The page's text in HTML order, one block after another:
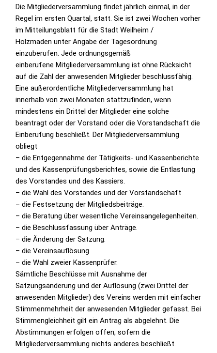
Die Mitgliederversammlung findet jährlich einmal, in der
Regel im ersten Quartal, statt. Sie ist zwei Wochen vorher
im Mitteilungsblatt für die Stadt Weilheim /
Holzmaden unter Angabe der Tagesordnung
einzuberufen. Jede ordnungsgemäß
einberufene Mitgliederversammlung ist ohne Rücksicht
auf die Zahl der anwesenden Mitglieder beschlussfähig.
Eine außerordentliche Mitgliederversammlung hat
innerhalb von zwei Monaten stattzufinden, wenn
mindestens ein Drittel der Mitglieder eine solche
beantragt oder der Vorstand oder die Vorstandschaft die
Einberufung beschließt. Der Mitgliederversammlung
obliegt
– die Entgegennahme der Tätigkeits- und Kassenberichte
und des Kassenprüfungsberichtes, sowie die Entlastung
des Vorstandes und des Kassiers.
– die Wahl des Vorstandes und der Vorstandschaft
– die Festsetzung der Mitgliedsbeiträge.
– die Beratung über wesentliche Vereinsangelegenheiten.
– die Beschlussfassung über Anträge.
– die Änderung der Satzung.
– die Vereinsauflösung.
– die Wahl zweier Kassenprüfer.
Sämtliche Beschlüsse mit Ausnahme der
Satzungsänderung und der Auflösung (zwei Drittel der
anwesenden Mitglieder) des Vereins werden mit einfacher
Stimmenmehrheit der anwesenden Mitglieder gefasst. Bei
Stimmengleichheit gilt ein Antrag als abgelehnt. Die
Abstimmungen erfolgen offen, sofern die
Mitgliederversammlung nichts anderes beschließt.